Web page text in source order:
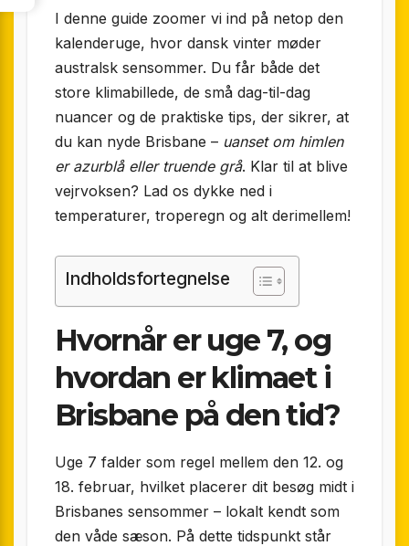
I denne guide zoomer vi ind på netop den
kalenderuge, hvor dansk vinter møder
australsk sensommer. Du får både det
store klimabillede, de små dag-til-dag
nuancer og de praktiske tips, der sikrer, at
du kan nyde Brisbane – uanset om himlen
er azurblå eller truende grå. Klar til at blive
vejrvoksen? Lad os dykke ned i
temperaturer, troperegn og alt derimellem!
Indholdsfortegnelse
Hvornår er uge 7, og
hvordan er klimaet i
Brisbane på den tid?
Uge 7 falder som regel mellem den 12. og
18. februar, hvilket placerer dit besøg midt i
Brisbanes sensommer – lokalt kendt som
den våde sæson. På dette tidspunkt står